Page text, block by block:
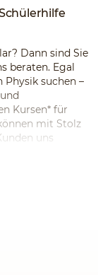
Dann sind Sie
beraten. Egal
Physik suchen –
Kursen* für
mit Stolz
uns